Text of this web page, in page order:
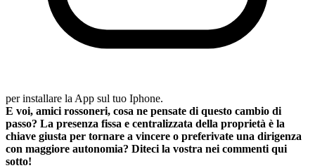
per installare la App sul tuo Iphone.
E voi, amici rossoneri, cosa ne pensate di questo cambio di
passo? La presenza fissa e centralizzata della proprietà è la
chiave giusta per tornare a vincere o preferivate una dirigenza
con maggiore autonomia? Diteci la vostra nei commenti qui
sotto!